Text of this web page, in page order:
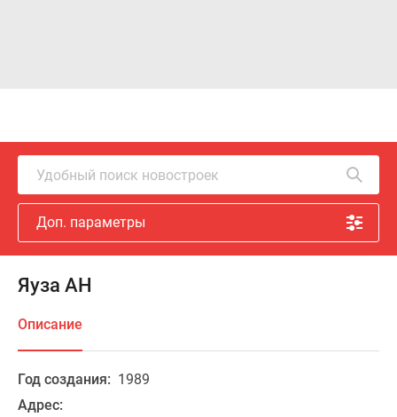
Удобный поиск новостроек
Доп. параметры
Яуза АН
Описание
Год создания: 1989
Адрес: